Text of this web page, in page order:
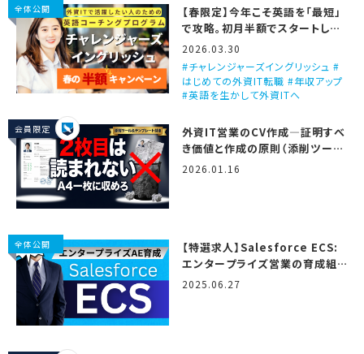
全体公開
【春限定】今年こそ英語を「最短」
で攻略。初月半額でスタートしま
せんか？
2026.03.30
チャレンジャーズイングリッシュ #
はじめての外資IT転職 #年収アップ
#英語を生かして外資ITへ
会員限定
外資IT営業のCV作成―証明すべ
き価値と作成の原則（添削ツール
＆テンプレート付き）
2026.01.16
全体公開
【特選求人】Salesforce ECS:
エンタープライズ営業の育成組
織…！ (2025/6/27更新)
2025.06.27